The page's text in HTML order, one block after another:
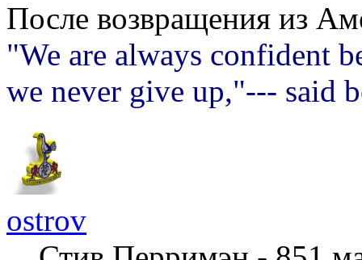
После возвращения из
"We are always confident
we never give up,"--- said
ostrov